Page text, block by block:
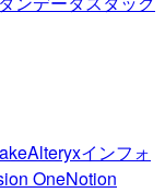
Alteryxインフォ
OneNotion